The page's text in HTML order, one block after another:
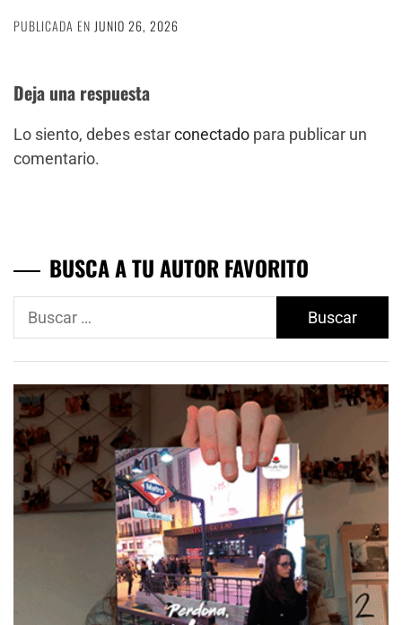
PUBLICADA EN JUNIO 26, 2026
Deja una respuesta
Lo siento, debes estarconectado para publicar un
comentario.
BUSCA A TU AUTOR FAVORITO
Buscar: